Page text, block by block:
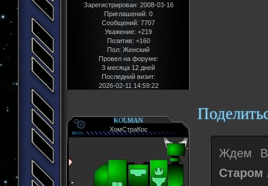
Зарегистрирован: 2008-03-16
Приглашений: 0
Сообщений: 7707
Уважение: +219
Позитив: +160
Пол:Женский
Провел на форуме:
3 месяца 12 дней
Последний визит:
2026-02-11 14:59:22
KOLMAN
ХомСтраКос
Ждем
Старом